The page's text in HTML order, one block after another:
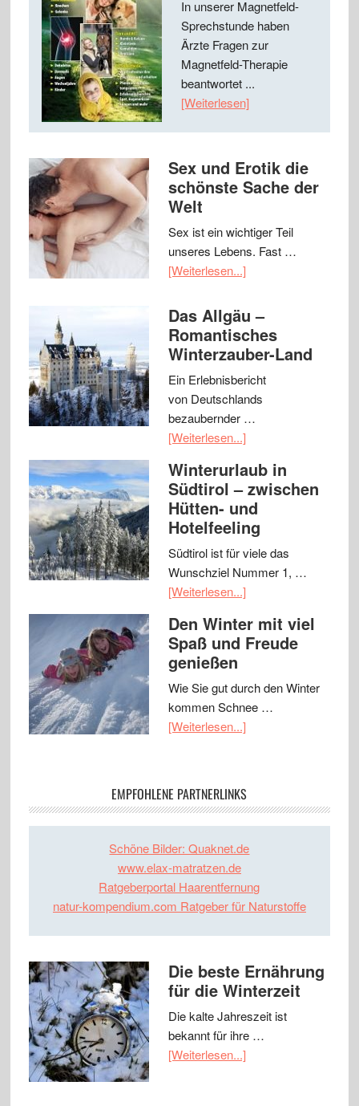
In unserer Magnetfeld-
Sprechstunde haben
Ärzte Fragen zur
Magnetfeld-Therapie
beantwortet ...
[Weiterlesen]
Sex und Erotik die
schönste Sache der
Welt
Sex ist ein wichtiger Teil
unseres Lebens. Fast …
[Weiterlesen...]
Das Allgäu –
Romantisches
Winterzauber-Land
Ein Erlebnisbericht
von Deutschlands
bezaubernder …
[Weiterlesen...]
Winterurlaub in
Südtirol – zwischen
Hütten- und
Hotelfeeling
Südtirol ist für viele das
Wunschziel Nummer 1, …
[Weiterlesen...]
Den Winter mit viel
Spaß und Freude
genießen
Wie Sie gut durch den Winter
kommen Schnee …
[Weiterlesen...]
EMPFOHLENE PARTNERLINKS
Schöne Bilder: Quaknet.de
www.elax-matratzen.de
Ratgeberportal Haarentfernung
natur-kompendium.com Ratgeber für Naturstoffe
Die beste Ernährung
für die Winterzeit
Die kalte Jahreszeit ist
bekannt für ihre …
[Weiterlesen...]